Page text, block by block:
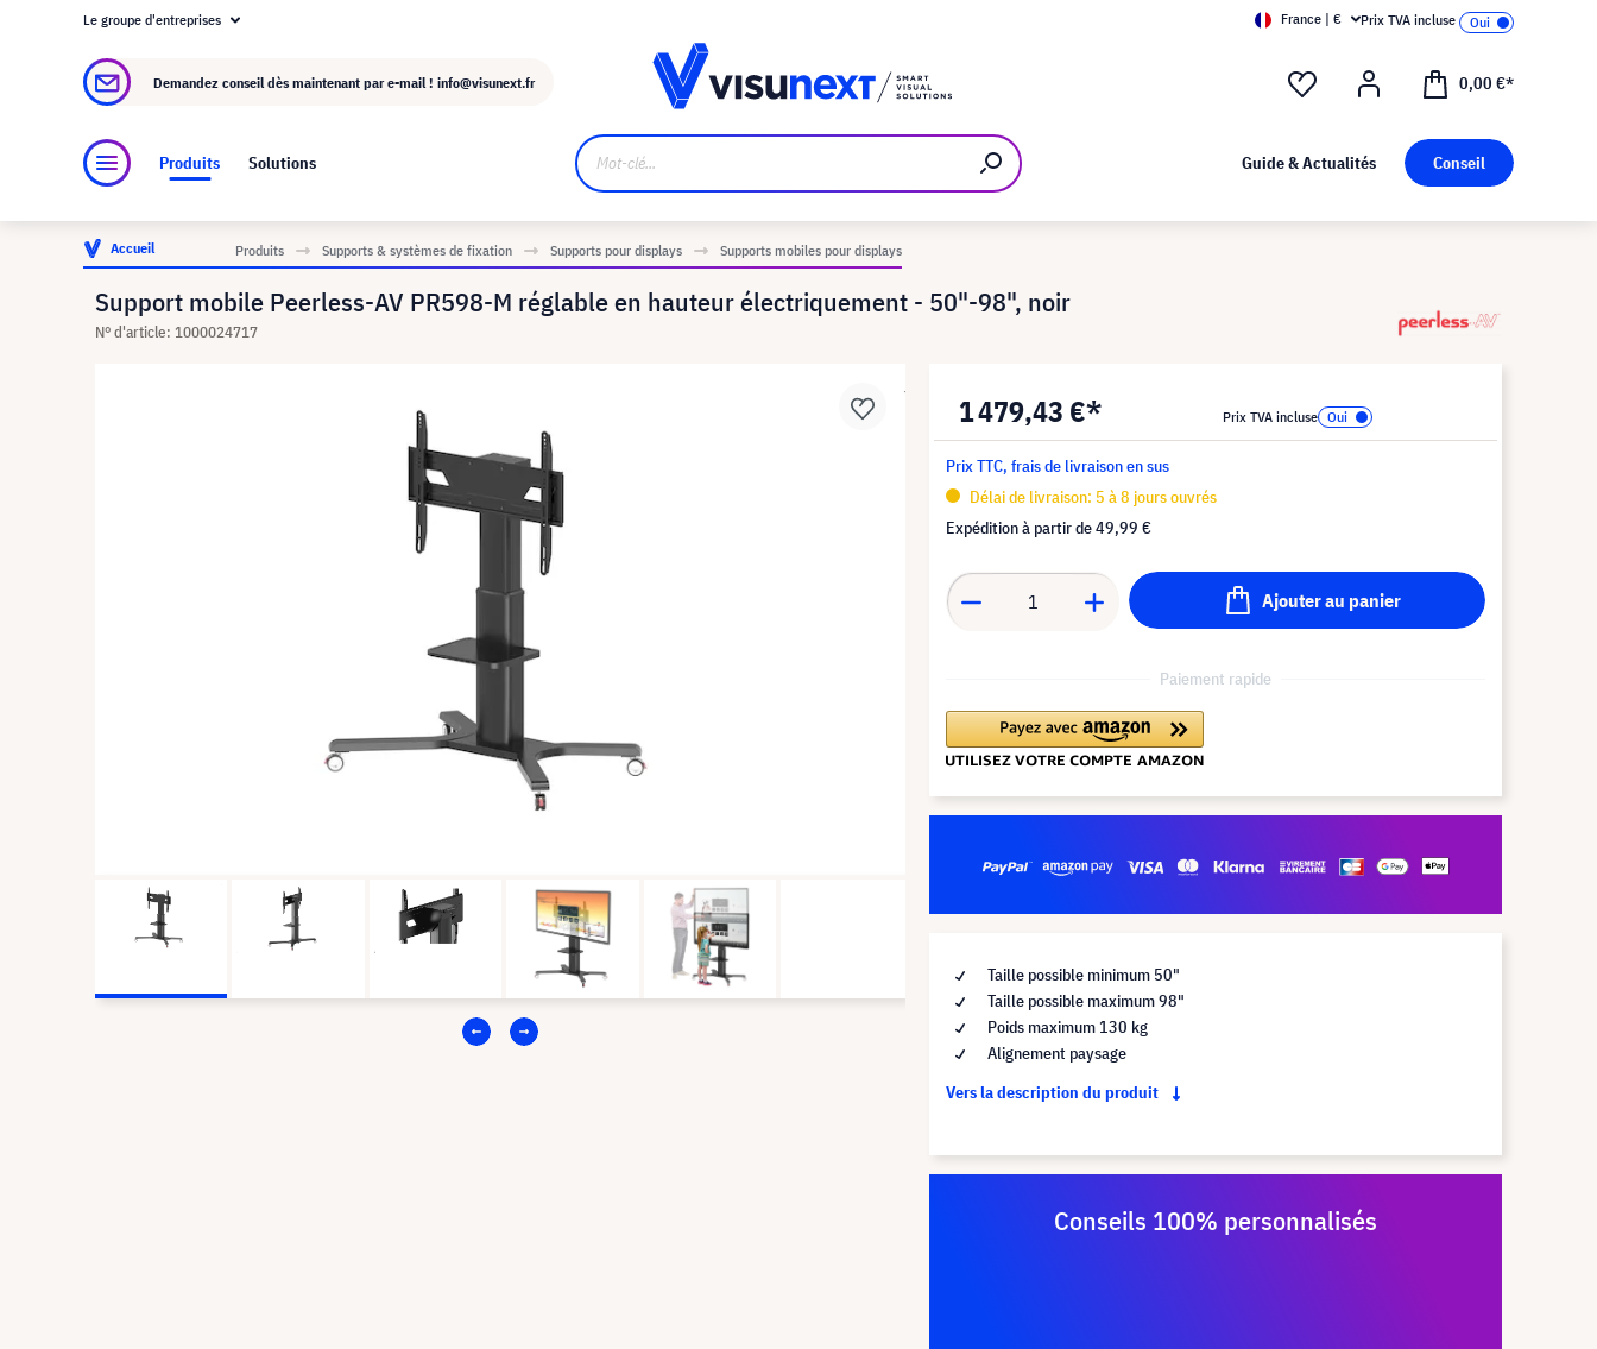
À propos de visunext.fr
Le groupe d'entreprises France | € Prix TVA incluse
Demandez conseil dès maintenant par e-mail ! info@visunext.fr 0,00 €*
Produits Solutions Guide & Actualités Conseil
Accueil Produits Supports & systèmes de fixation Supports pour displays Supports mobiles pour displays
Support mobile Peerless-AV PR598-M réglable en hauteur électriquement - 50"-98", noir
N° d'article: 1000024717
1 479,43 €* Prix TVA incluse
Prix TTC, frais de livraison en sus
Délai de livraison: 5 à 8 jours ouvrés
Expédition à partir de49,99 €
Ajouter au panier
Paiement rapide
Taille possible minimum 50"
Taille possible maximum 98"
Poids maximum 130 kg
Alignement paysage
Vers la description du produit
Conseils 100% personnalisés